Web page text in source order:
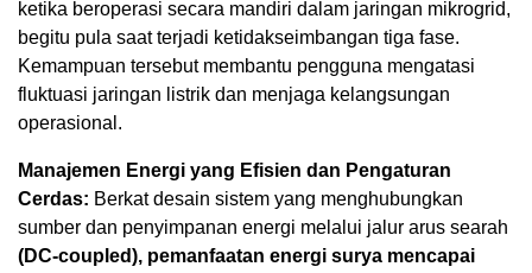
ketika beroperasi secara mandiri dalam jaringan mikrogrid,
begitu pula saat terjadi ketidakseimbangan tiga fase.
Kemampuan tersebut membantu pengguna mengatasi
fluktuasi jaringan listrik dan menjaga kelangsungan
operasional.
Manajemen Energi yang Efisien dan Pengaturan
Cerdas: Berkat desain sistem yang menghubungkan
sumber dan penyimpanan energi melalui jalur arus searah
(DC-coupled), pemanfaatan energi surya mencapai